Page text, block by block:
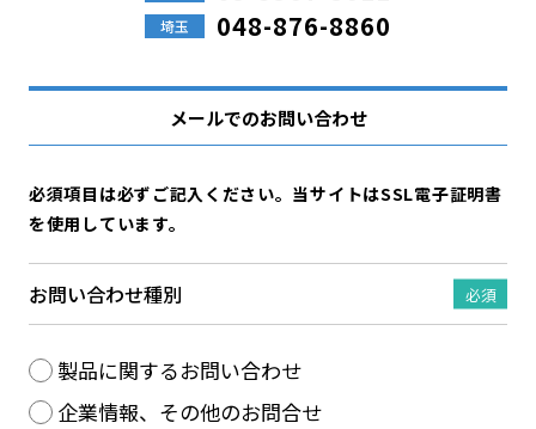
埼玉 048-876-8860
メールでのお問い合わせ
必須項目は必ずご記入ください。当サイトはSSL電子証明書
を使用しています。
お問い合わせ種別 必須
製品に関するお問い合わせ
企業情報、その他のお問合せ